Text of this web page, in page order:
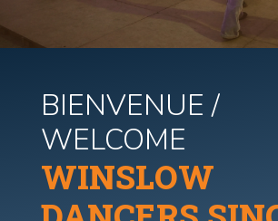
BIENVENUE /
WELCOME
WINSLOW